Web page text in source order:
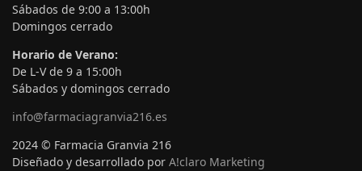
Sábados de 9:00 a 13:00h
Domingos cerrado
Horario de Verano:
De L-V de 9 a 15:00h
Sábados y domingos cerrado
info@farmaciagranvia216.es
2024 © Farmacia Granvia 216
Diseñado y desarrollado por A!claro Marketing